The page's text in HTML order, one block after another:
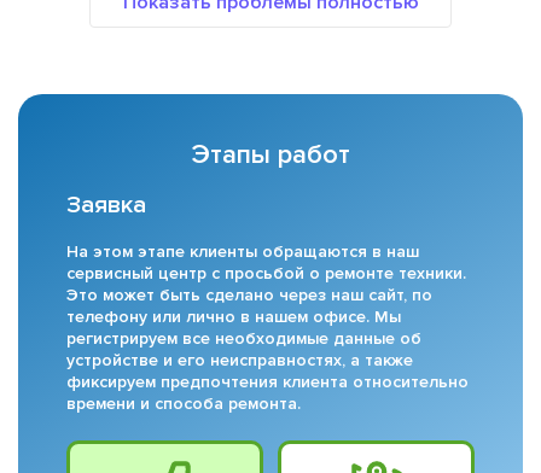
Этапы работ
Заявка
На этом этапе клиенты обращаются в наш
сервисный центр с просьбой о ремонте техники.
Это может быть сделано через наш сайт, по
телефону или лично в нашем офисе. Мы
регистрируем все необходимые данные об
устройстве и его неисправностях, а также
фиксируем предпочтения клиента относительно
времени и способа ремонта.